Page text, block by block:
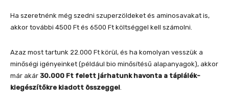
Ha szeretnénk még szedni szuperzöldeket és aminosavakat is,
akkor további 4500 Ft és 6500 Ft költséggel kell számolni.
Azaz most tartunk 22.000 Ft körül, és ha komolyan vesszük a
minőségi igényeinket (például bio minősítésű alapanyagok), akkor
már akár 30.000 Ft felett járhatunk havonta a táplálék-
kiegészítőkre kiadott összeggel